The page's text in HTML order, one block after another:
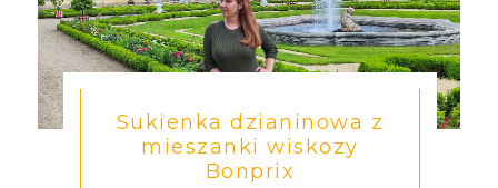
Sukienka dzianinowa z
mieszanki wiskozy
Bonprix